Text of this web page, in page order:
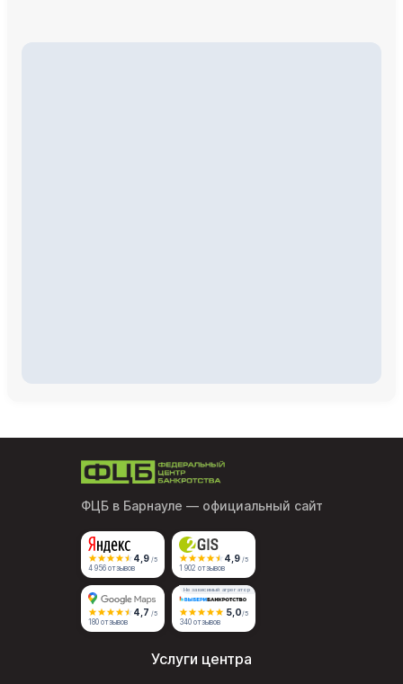
ФЦБ в Барнауле — официальный сайт
4,9 /5
4 956 отзывов
4,9 /5
1 902 отзывов
4,7 /5
180 отзывов
Независимый агрегатор
5,0/5
340 отзывов
Услуги центра